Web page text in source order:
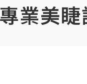
業美